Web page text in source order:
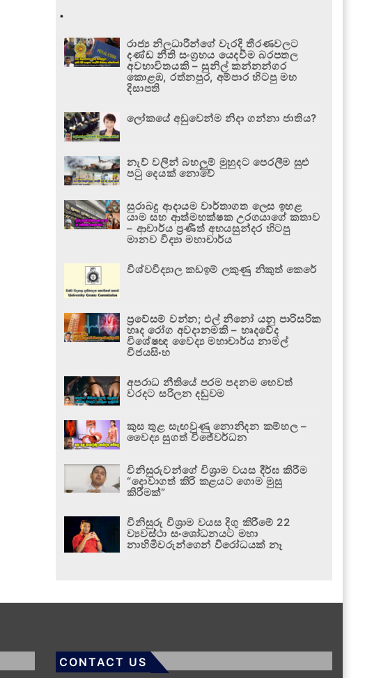
.
රාජ්‍ය නිලධාරීන්ගේ වැරදි තීරණවලට
දණ්ඩ නීති සංග්‍රහය යෙදවීම බරපතල
අවභාවිතයකි – සුනිල් කන්නන්ගර
කොළඹ, රත්නපුර, අම්පාර හිටපු මහ
දිසාපති
ලෝකයේ අඩුවෙන්ම නිදා ගන්නා ජාතිය?
නැව් වලින් බහලුම් මුහුදට පෙරලීම සුළු
පටු දෙයක් නොවේ
සුරාබදු ආදායම වාර්තාගත ලෙස ඉහළ
යාම සහ ආත්මභක්ෂක උරගයාගේ කතාව
– ආචාර්ය ප්‍රණීත් අභයසුන්දර හිටපු
මානව විද්‍යා මහාචාර්ය
විශ්වවිද්‍යාල කඩඉම් ලකුණු නිකුත් කෙරේ
ප්‍රවේසම් වන්න; එල් නිනෝ යනු පාරිසරික
හෘද රෝග අවදානමකි – හෘදවේද
විශේෂඥ වෛද්‍ය මහාචාර්ය නාමල්
විජයසිංහ
අපරාධ නීතියේ පරම පදනම හෙවත්
වරදට සරිලන දඬුවම
කුස තුළ සැඟවුණු නොනිදන කම්හල –
වෛද්‍ය සුගත් විජේවර්ධන
විනිසුරුවන්ගේ විශ්‍රාම වයස දීර්ඝ කිරීම
“දොවාගත් කිරි කළයට ගොම මුසු
කිරීමක්”
විනිසුරු විශ්‍රාම වයස දිගු කිරීමේ 22
ව්‍යවස්ථා සංශෝධනයට මහා
නාහිමිවරුන්ගෙන් විරෝධයක් නෑ
CONTACT US